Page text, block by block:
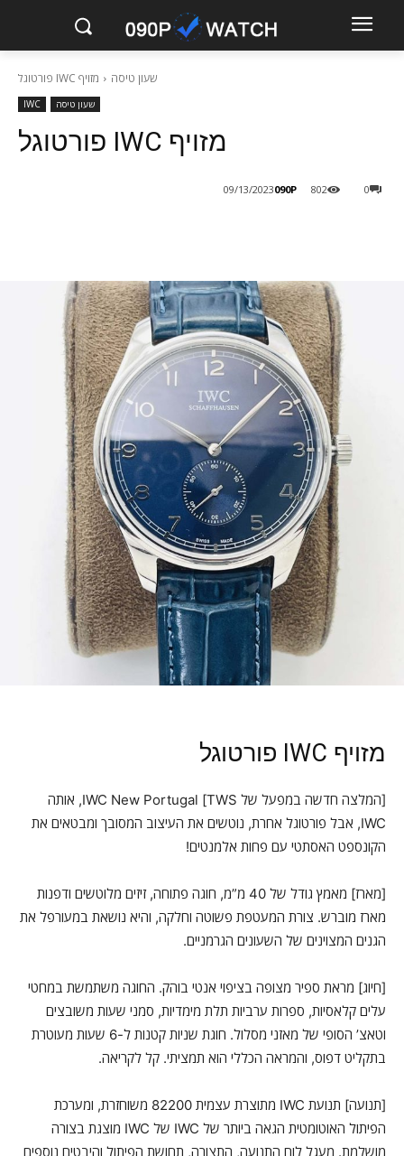
שעון טיסה מזויף IWC פורטוגל
שעון טיסה IWC
מזויף IWC פורטוגל
090P
09/13/2023 0
802
מזויף IWC פורטוגל
[המלצה חדשה במפעל של TWS] IWC New Portugal, אותה
IWC, אבל פורטוגל אחרת, נוטשים את העיצוב המסובך ומבטאים את
הקונספט האסתטי עם פחות אלמנטים!
[מארז] מאמץ גודל של 40 מ”מ, חוגה פתוחה, זיזים מלוטשים ודפנות
מארז מוברש. צורת המעטפת פשוטה וחלקה, והיא נושאת במעורפל את
הגנים המצוינים של השעונים הגרמניים.
[חיוג] מראת ספיר מצופה בציפוי אנטי בוהק. החוגה משתמשת במחטי
עלים קלאסיות, ספרות ערביות תלת מימדיות, סמני שעות משובצים
וטאצ’ הסופי של מאזני מסלול. חוגת שניות קטנות ל-6 שעות מעוטרת
בתקליט דפוס, והמראה הכללי הוא תמציתי. קל לקריאה.
[תנועה] תנועת IWC מתוצרת עצמית 82200 משוחזרת, ומערכת
הפיתול האוטומטית הגאה ביותר של IWC של IWC מוצגת בצורה
מושלמת. מעגל לוח התנועה, התצורה, תחושת הפיתול והיבטים נוספים